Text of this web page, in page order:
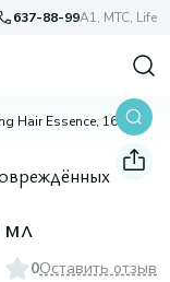
637-88-99A1, МТС, Life
Hair Essence, 160 мл
0Оставить отзыв